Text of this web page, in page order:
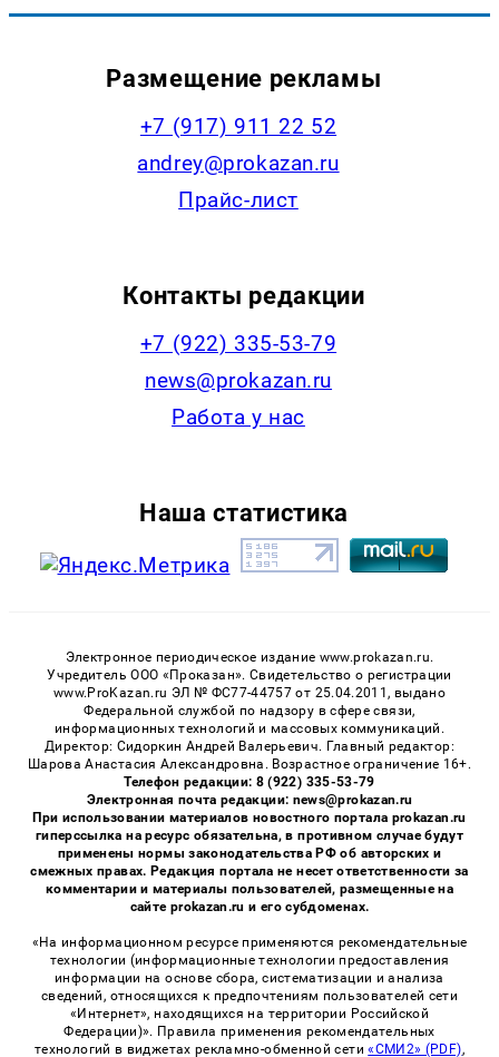
Размещение рекламы
+7 (917) 911 22 52
andrey@prokazan.ru
Прайс-лист
Контакты редакции
+7 (922) 335-53-79
news@prokazan.ru
Работа у нас
Наша статистика
Электронное периодическое издание www.prokazan.ru.
Учредитель ООО «Проказан». Cвидетельство о регистрации
www.ProKazan.ru ЭЛ № ФС77-44757 от 25.04.2011, выдано
Федеральной службой по надзору в сфере связи,
информационных технологий и массовых коммуникаций.
Директор: Сидоркин Андрей Валерьевич. Главный редактор:
Шарова Анастасия Александровна. Возрастное ограничение 16+.
Телефон редакции: 8 (922) 335-53-79
Электронная почта редакции: news@prokazan.ru
При использовании материалов новостного портала prokazan.ru
гиперссылка на ресурс обязательна, в противном случае будут
применены нормы законодательства РФ об авторских и
смежных правах. Редакция портала не несет ответственности за
комментарии и материалы пользователей, размещенные на
сайте prokazan.ru и его субдоменах.
«На информационном ресурсе применяются рекомендательные
технологии (информационные технологии предоставления
информации на основе сбора, систематизации и анализа
сведений, относящихся к предпочтениям пользователей сети
«Интернет», находящихся на территории Российской
Федерации)». Правила применения рекомендательных
технологий в виджетах рекламно-обменной сети«СМИ2» (PDF),